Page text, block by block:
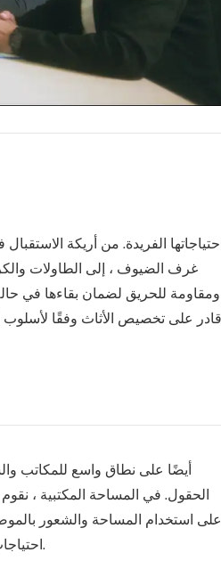
غرف الضيوف ، إلى الطاولات
ومقاومة للحريق لضمان بقاءها في
الحقول. في المساحة المكتبية ،
على استخدام المساحة والشعور
احتياجات نمو الطلاب ؛ ويولي الأثاث المسن المزيد من الاهتمام لحركة كبار السن والدعم البدني لإعطاء رعاية منتبهة.